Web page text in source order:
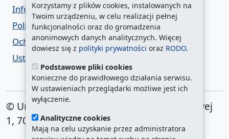
Korzystamy z plików cookies, instalowanych na
Twoim urządzeniu, w celu realizacji pełnej
funkcjonalności oraz do gromadzenia
anonimowych danych analitycznych. Więcej
dowiesz się z polityki prywatności oraz RODO.
Podstawowe pliki cookies
Konieczne do prawidłowego działania serwisu.
W ustawieniach przeglądarki możliwe jest ich
wyłączenie.
Analityczne cookies
Mają na celu uzyskanie przez administratora
Informacja o urzędzie w ETR
Polityka prywatności
Ochrona danych osobowych
Ustawienia cookies
© Urząd Miasta Szczecin. Plac Armii Krajowej
1, 70-456 Szczecin